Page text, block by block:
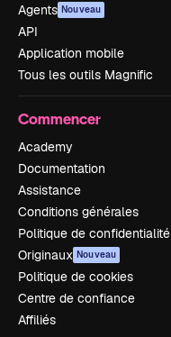
Agents Nouveau
API
Application mobile
Tous les outils Magnific
Commencer
Academy
Documentation
Assistance
Conditions générales
Politique de confidentialité
Originaux Nouveau
Politique de cookies
Centre de confiance
Affiliés